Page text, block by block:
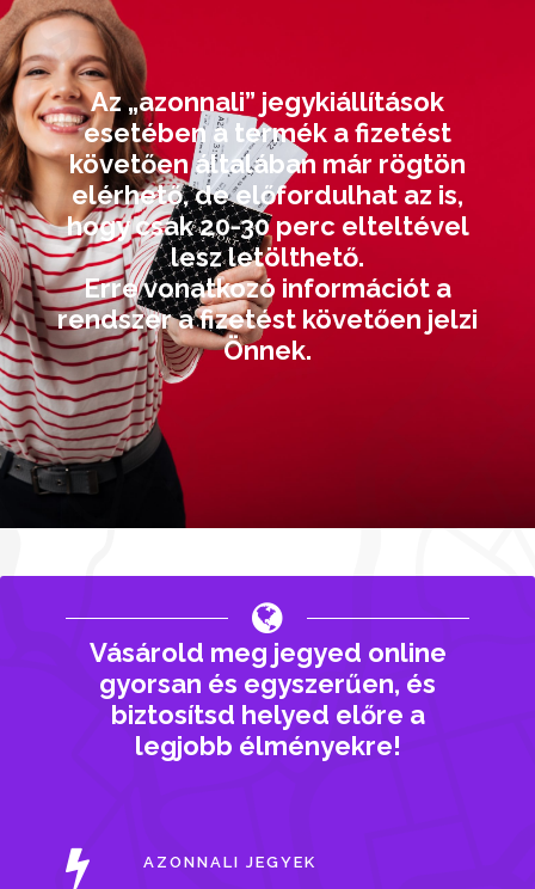
Az „azonnali” jegykiállítások
esetében a termék a fizetést
követően általában már rögtön
elérhető, de előfordulhat az is,
hogy csak 20-30 perc elteltével
lesz letölthető.
Erre vonatkozó információt a
rendszer a fizetést követően jelzi
Önnek.
Vásárold meg jegyed online
gyorsan és egyszerűen, és
biztosítsd helyed előre a
legjobb élményekre!
AZONNALI JEGYEK